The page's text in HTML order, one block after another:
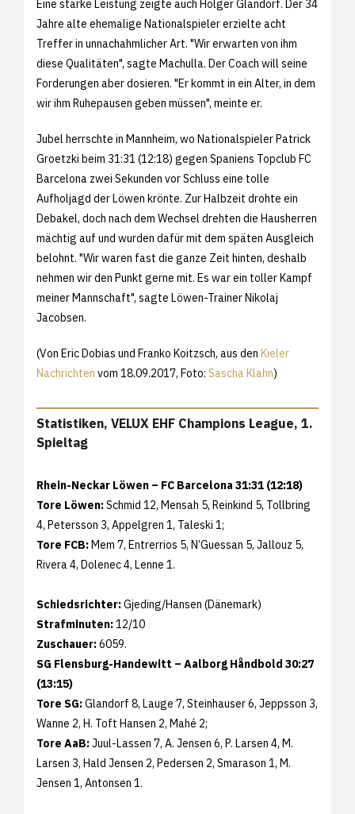
Eine starke Leistung zeigte auch Holger Glandorf. Der 34
Jahre alte ehemalige Nationalspieler erzielte acht
Treffer in unnachahmlicher Art. "Wir erwarten von ihm
diese Qualitäten", sagte Machulla. Der Coach will seine
Forderungen aber dosieren. "Er kommt in ein Alter, in dem
wir ihm Ruhepausen geben müssen", meinte er.
Jubel herrschte in Mannheim, wo Nationalspieler Patrick
Groetzki beim 31:31 (12:18) gegen Spaniens Topclub FC
Barcelona zwei Sekunden vor Schluss eine tolle
Aufholjagd der Löwen krönte. Zur Halbzeit drohte ein
Debakel, doch nach dem Wechsel drehten die Hausherren
mächtig auf und wurden dafür mit dem späten Ausgleich
belohnt. "Wir waren fast die ganze Zeit hinten, deshalb
nehmen wir den Punkt gerne mit. Es war ein toller Kampf
meiner Mannschaft", sagte Löwen-Trainer Nikolaj
Jacobsen.
(Von Eric Dobias und Franko Koitzsch, aus den Kieler
Nachrichten vom 18.09.2017, Foto: Sascha Klahn)
Statistiken, VELUX EHF Champions League, 1.
Spieltag
Rhein-Neckar Löwen – FC Barcelona 31:31 (12:18)
Tore Löwen:Schmid 12, Mensah 5, Reinkind 5, Tollbring
4, Petersson 3, Appelgren 1, Taleski 1;
Tore FCB:Mem 7, Entrerrios 5, N’Guessan 5, Jallouz 5,
Rivera 4, Dolenec 4, Lenne 1.
Schiedsrichter:Gjeding/Hansen (Dänemark)
Strafminuten:12/10
Zuschauer:6059.
SG Flensburg-Handewitt – Aalborg Håndbold 30:27
(13:15)
Tore SG:Glandorf 8, Lauge 7, Steinhauser 6, Jeppsson 3,
Wanne 2, H. Toft Hansen 2, Mahé 2;
Tore AaB:Juul-Lassen 7, A. Jensen 6, P. Larsen 4, M.
Larsen 3, Hald Jensen 2, Pedersen 2, Smarason 1, M.
Jensen 1, Antonsen 1.